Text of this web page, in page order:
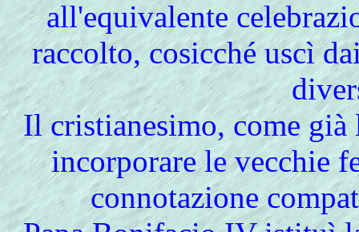
all'equivalente
raccolto, cosicché uscì
Il cristianesimo, come
incorporare le vecchie
connotazione